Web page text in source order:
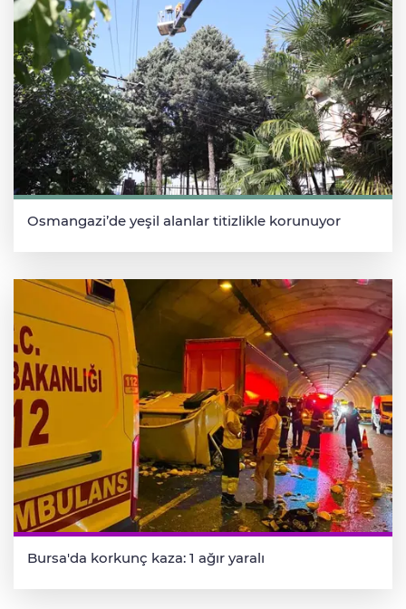
Osmangazi’de yeşil alanlar titizlikle korunuyor
Bursa'da korkunç kaza: 1 ağır yaralı